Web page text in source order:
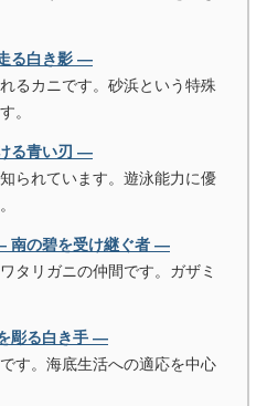
る白き影 ―
るカニです。砂浜という特殊
。
る青い刃 ―
られています。遊泳能力に優
南の碧を受け継ぐ者 ―
タリガニの仲間です。ガザミ
彫る白き手 ―
す。海底生活への適応を中心